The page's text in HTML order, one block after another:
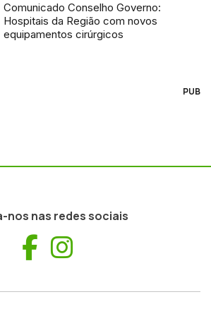
Comunicado Conselho Governo:
Hospitais da Região com novos
equipamentos cirúrgicos
PUB
nos nas redes sociais
Facebook